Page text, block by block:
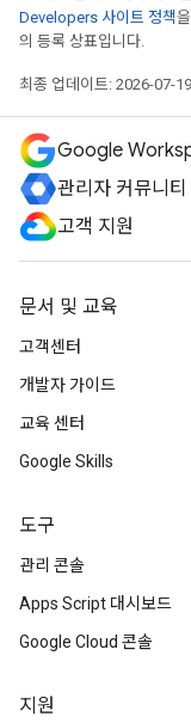
Developers 사이트 정책
의 등록 상표입니다.
최종 업데이트: 2026-07-
Google
관리자 커뮤니티
고객 지원
문서 및 교육
고객센터
개발자 가이드
교육 센터
Google Skills
도구
관리 콘솔
Apps Script 대시보드
Google Cloud 콘솔
지원